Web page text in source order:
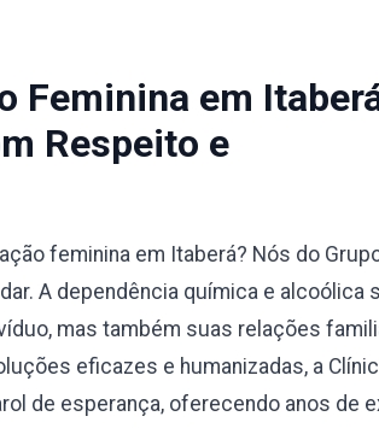
Feminina em
Respeito e
feminina em Itaberá? Nós do
A dependência química e alcoólica
mas também suas relações
eficazes e humanizadas, a
de esperança, oferecendo anos de